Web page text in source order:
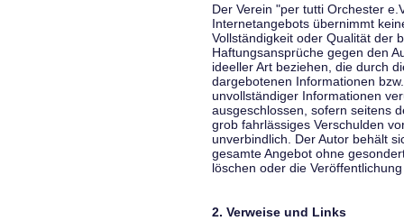
Der Verein "per tutti Orchester
Internetangebots übernimmt
Vollständigkeit oder Qualität der
Haftungsansprüche gegen den
ideeller Art beziehen, die durch
dargebotenen Informationen
unvollständiger Informationen
ausgeschlossen, sofern seitens
grob fahrlässiges Verschulden
unverbindlich. Der Autor behält
gesamte Angebot ohne
löschen oder die
2. Verweise und Links